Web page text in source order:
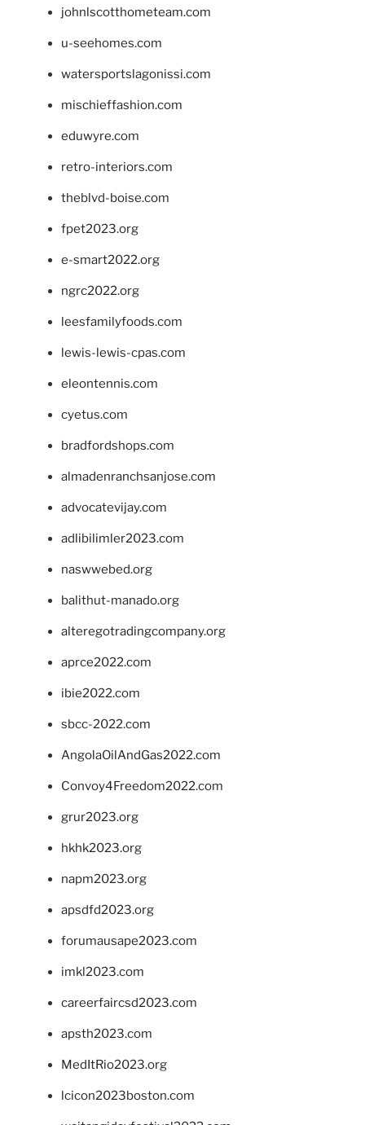
johnlscotthometeam.com
u-seehomes.com
watersportslagonissi.com
mischieffashion.com
eduwyre.com
retro-interiors.com
theblvd-boise.com
fpet2023.org
e-smart2022.org
ngrc2022.org
leesfamilyfoods.com
lewis-lewis-cpas.com
eleontennis.com
cyetus.com
bradfordshops.com
almadenranchsanjose.com
advocatevijay.com
adlibilimler2023.com
naswwebed.org
balithut-manado.org
alteregotradingcompany.org
aprce2022.com
ibie2022.com
sbcc-2022.com
AngolaOilAndGas2022.com
Convoy4Freedom2022.com
grur2023.org
hkhk2023.org
napm2023.org
apsdfd2023.org
forumausape2023.com
imkl2023.com
careerfaircsd2023.com
apsth2023.com
MedItRio2023.org
lcicon2023boston.com